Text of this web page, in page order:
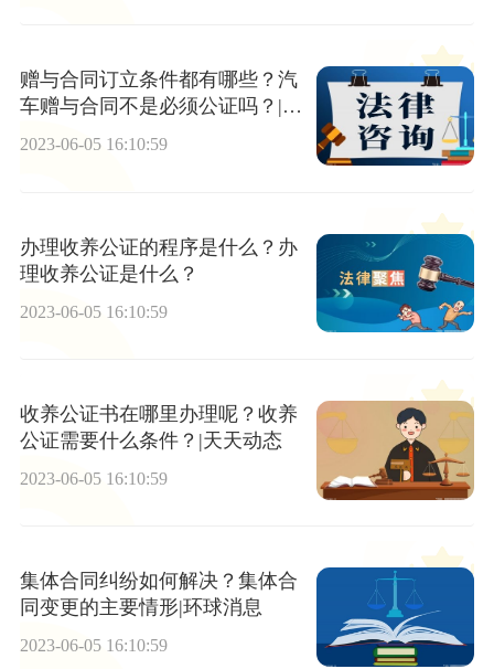
赠与合同订立条件都有哪些？汽
车赠与合同不是必须公证吗？|今
亮点
2023-06-05 16:10:59
办理收养公证的程序是什么？办
理收养公证是什么？
2023-06-05 16:10:59
收养公证书在哪里办理呢？收养
公证需要什么条件？|天天动态
2023-06-05 16:10:59
集体合同纠纷如何解决？集体合
同变更的主要情形|环球消息
2023-06-05 16:10:59